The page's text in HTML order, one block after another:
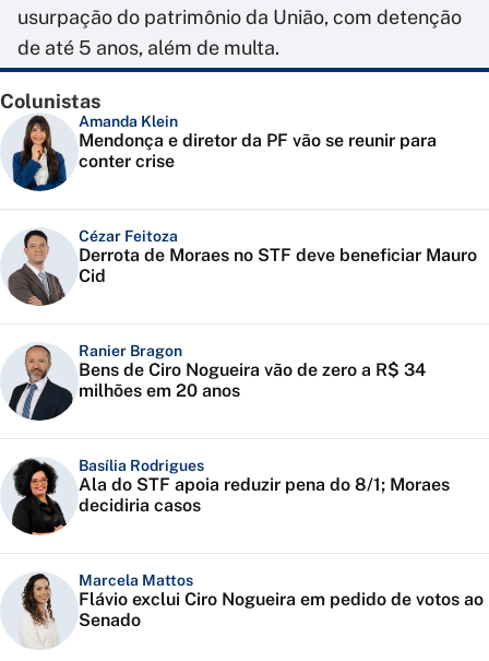
usurpação do patrimônio da União, com detenção
de até 5 anos, além de multa.
Colunistas
Amanda Klein
Mendonça e diretor da PF vão se reunir para
conter crise
Cézar Feitoza
Derrota de Moraes no STF deve beneficiar Mauro
Cid
Ranier Bragon
Bens de Ciro Nogueira vão de zero a R$ 34
milhões em 20 anos
Basília Rodrigues
Ala do STF apoia reduzir pena do 8/1; Moraes
decidiria casos
Marcela Mattos
Flávio exclui Ciro Nogueira em pedido de votos ao
Senado